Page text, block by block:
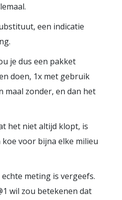
een indicatie
je dus een pakket
doen, 1x met gebruik
maal zonder, en dan het
het niet altijd klopt, is
voor bijna elke milieu
meting is vergeefs.
wil zou betekenen dat